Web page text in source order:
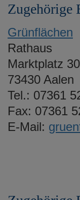
Zugehörige
Grünflächen
Rathaus
Marktplatz 30
73430 Aalen
Tel.: 07361
Fax: 07361
E-Mail: